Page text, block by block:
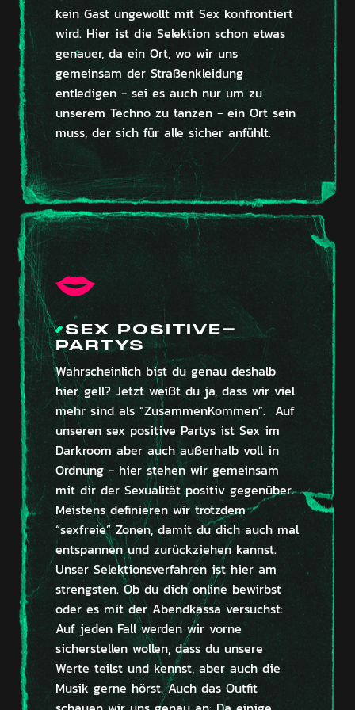
kein Gast ungewollt mit Sex konfrontiert
wird. Hier ist die Selektion schon etwas
genauer, da ein Ort, wo wir uns
gemeinsam der Straßenkleidung
entledigen - sei es auch nur um zu
unserem Techno zu tanzen - ein Ort sein
muss, der sich für alle sicher anfühlt.
SEX POSITIVE-
PARTYS
Wahrscheinlich bist du genau deshalb
hier, gell? Jetzt weißt du ja, dass wir viel
mehr sind als “ZusammenKommen”. Auf
unseren sex positive Partys ist Sex im
Darkroom aber auch außerhalb voll in
Ordnung - hier stehen wir gemeinsam
mit dir der Sexualität positiv gegenüber.
Meistens definieren wir trotzdem
“sexfreie” Zonen, damit du dich auch mal
entspannen und zurückziehen kannst.
Unser Selektionsverfahren ist hier am
strengsten. Ob du dich online bewirbst
oder es mit der Abendkassa versuchst:
Auf jeden Fall werden wir vorne
sicherstellen wollen, dass du unsere
Werte teilst und kennst, aber auch die
Musik gerne hörst. Auch das Outfit